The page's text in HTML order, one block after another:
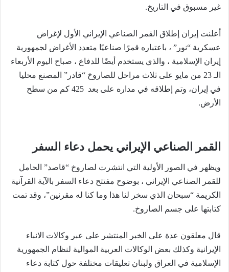
غير مسبوق في التاريخ.
أعلنت إيران إطلاق القمر الصناعي الإيراني الأول لإغراض
عسكرية “نور” ، باعتباره قمرًا صناعيًا متعدد الأغراض لجمهورية
إيران الإسلامية ، والذي يستخدم أيضًا للدفاع ، صباح اليوم الأربعاء
الـ 23 من مايو على ثلاث مراحل للصاروخ “قادر” المصنع محليا
في إيران، وتم إطلاقه في مداره على بعد 425 كم من سطح
الأرض.
القمر الصناعي الإيراني يحمل دعاء السفر
ويظهر في الصور الأولية التي انتشرت لصاروخ “قاصد” الحامل
للقمر الصناعي الإيراني ، بوضوح مفتتح دعاء السفر بالآية القرآنية
الكريمة “سبحان الذي سخر لنا هذا وما كنا له مقرنين”، وقد تمت
كتابتها على جسم الصاروخ.
قال معلقون عدة على الخبر المنتشر على عبر وكالات الانباء
الإيرانية وكذلك بعض الوكالات العربية الموالية لنظام الجمهورية
الإسلامية في العراق ولبنان تعليقات مختلفة حول كتابة دعاء